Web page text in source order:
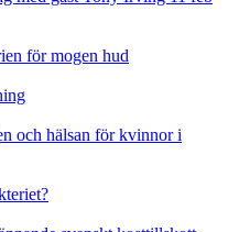
för mogen hud
och hälsan för kvinnor i